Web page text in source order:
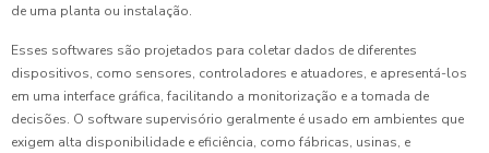
de uma planta ou instalação.
Esses softwares são projetados para coletar dados de diferentes
dispositivos, como sensores, controladores e atuadores, e apresentá-los
em uma interface gráfica, facilitando a monitorização e a tomada de
decisões. O software supervisório geralmente é usado em ambientes que
exigem alta disponibilidade e eficiência, como fábricas, usinas, e